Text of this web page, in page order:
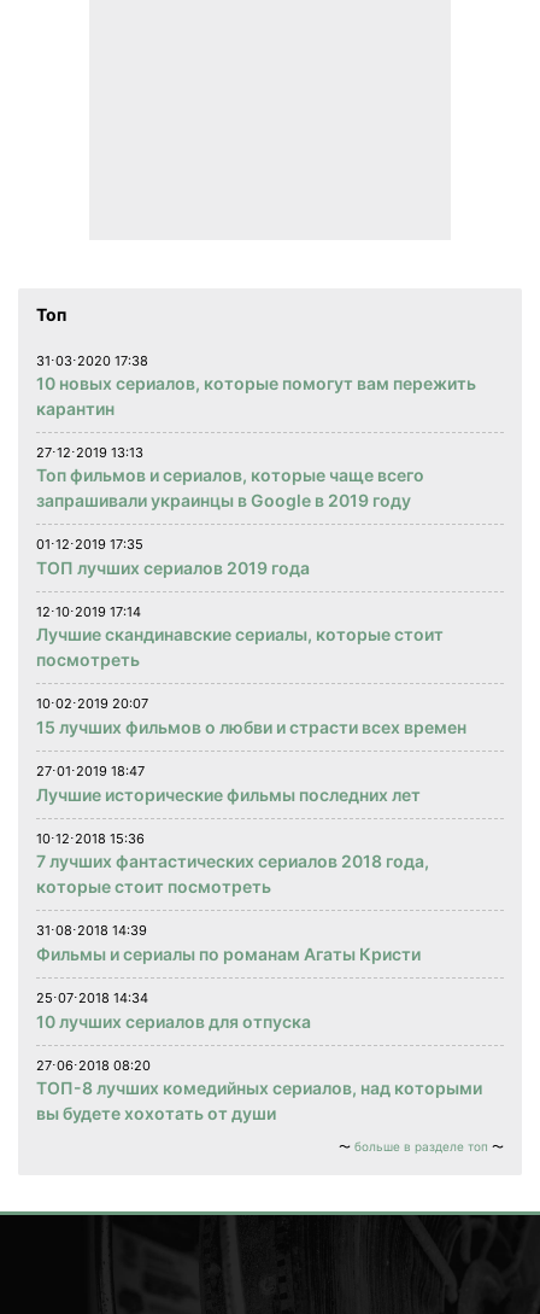
Топ
31⋅03⋅2020 17:38
10 новых сериалов, которые помогут вам пережить
карантин
27⋅12⋅2019 13:13
Топ фильмов и сериалов, которые чаще всего
запрашивали украинцы в Google в 2019 году
01⋅12⋅2019 17:35
ТОП лучших сериалов 2019 года
12⋅10⋅2019 17:14
Лучшие скандинавские сериалы, которые стоит
посмотреть
10⋅02⋅2019 20:07
15 лучших фильмов о любви и страсти всех времен
27⋅01⋅2019 18:47
Лучшие исторические фильмы последних лет
10⋅12⋅2018 15:36
7 лучших фантастических сериалов 2018 года,
которые стоит посмотреть
31⋅08⋅2018 14:39
Фильмы и сериалы по романам Агаты Кристи
25⋅07⋅2018 14:34
10 лучших сериалов для отпуска
27⋅06⋅2018 08:20
ТОП-8 лучших комедийных сериалов, над которыми
вы будете хохотать от души
больше в разделе топ